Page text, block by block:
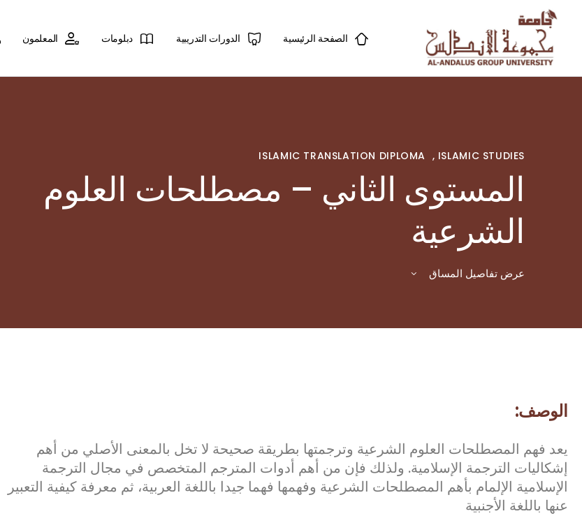
الصفحة الرئيسية الدورات التدريبية دبلومات المعلمون
ISLAMIC STUDIES
,
ISLAMIC TRANSLATION DIPLOMA
المستوى الثاني – مصطلحات العلوم
الشرعية
عرض تفاصيل المساق
الوصف:
يعد فهم المصطلحات العلوم الشرعية وترجمتها بطريقة صحيحة لا تخل بالمعنى الأصلي من أهم
إشكاليات الترجمة الإسلامية. ولذلك فإن من أهم أدوات المترجم المتخصص في مجال الترجمة
الإسلامية الإلمام بأهم المصطلحات الشرعية وفهمها فهما جيدا باللغة العربية، ثم معرفة كيفية التعبير
عنها باللغة الأجنبية